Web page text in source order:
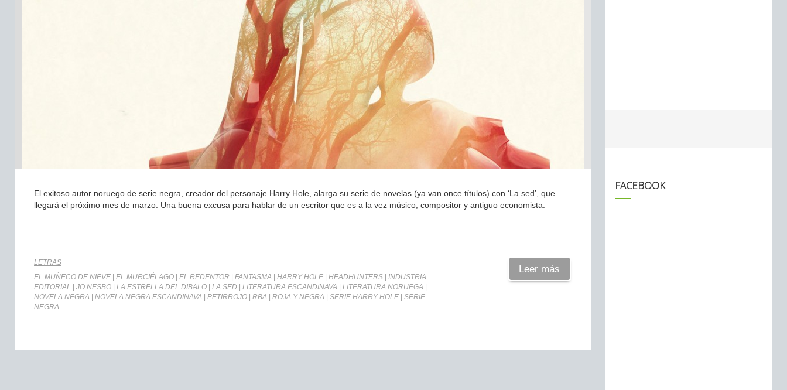
El exitoso autor noruego de serie negra, creador del personaje Harry Hole, alarga su serie de novelas (ya van once títulos) con ‘La sed’, que
llegará el próximo mes de marzo. Una buena excusa para hablar de un escritor que es a la vez músico, compositor y antiguo economista.
LETRAS
EL MUÑECO DE NIEVE
EL MURCIÉLAGO EL REDENTOR FANTASMA HARRY HOLE HEADHUNTERS
INDUSTRIA
EDITORIAL
JO NESBO LA ESTRELLA DEL DIBALO LA SED LITERATURA ESCANDINAVA LITERATURA NORUEGA
NOVELA NEGRA
NOVELA NEGRA ESCANDINAVA PETIRROJO RBA ROJA Y NEGRA SERIE HARRY HOLE
SERIE
NEGRA
Leer más
FACEBOOK